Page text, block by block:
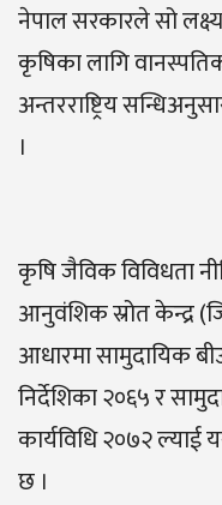
नेपाल सरकारले सो
कृषिका लागि
अन्तरराष्ट्रिय
।
कृषि जैविक विविधता
आनुवंशिक स्रोत केन्द्र
आधारमा सामुदायिक
निर्देशिका २०६५ र
कार्यविधि २०७२
छ ।